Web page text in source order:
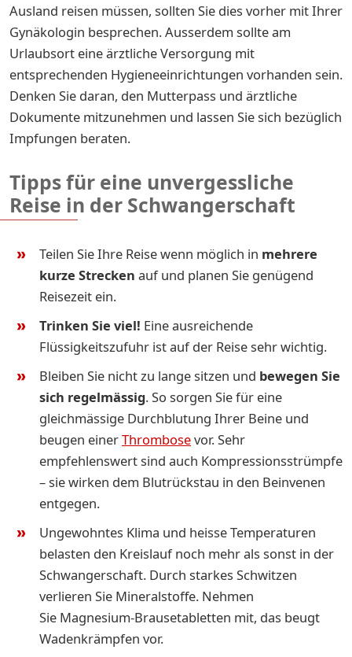
Ausland reisen müssen, sollten Sie dies vorher mit Ihrer
Gynäkologin besprechen. Ausserdem sollte am
Urlaubsort eine ärztliche Versorgung mit
entsprechenden Hygieneeinrichtungen vorhanden sein.
Denken Sie daran, den Mutterpass und ärztliche
Dokumente mitzunehmen und lassen Sie sich bezüglich
Impfungen beraten.
Tipps für eine unvergessliche
Reise in der Schwangerschaft
Teilen Sie Ihre Reise wenn möglich in mehrere
kurze Strecken auf und planen Sie genügend
Reisezeit ein.
Trinken Sie viel! Eine ausreichende
Flüssigkeitszufuhr ist auf der Reise sehr wichtig.
Bleiben Sie nicht zu lange sitzen und bewegen Sie
sich regelmässig. So sorgen Sie für eine
gleichmässige Durchblutung Ihrer Beine und
beugen einerThrombosevor. Sehr
empfehlenswert sind auch Kompressionsstrümpfe
– sie wirken dem Blutrückstau in den Beinvenen
entgegen.
Ungewohntes Klima und heisse Temperaturen
belasten den Kreislauf noch mehr als sonst in der
Schwangerschaft. Durch starkes Schwitzen
verlieren Sie Mineralstoffe. Nehmen
Sie Magnesium-Brausetabletten mit, das beugt
Wadenkrämpfen vor.